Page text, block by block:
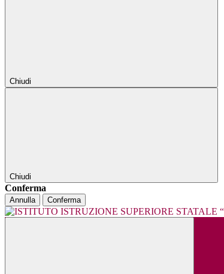
Chiudi
Chiudi
Conferma
Annulla Conferma